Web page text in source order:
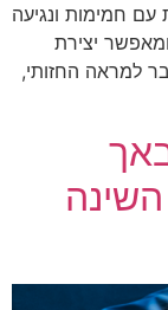
עם חמימות ונגיעה
יצירת
למראה החזותי,
השינה